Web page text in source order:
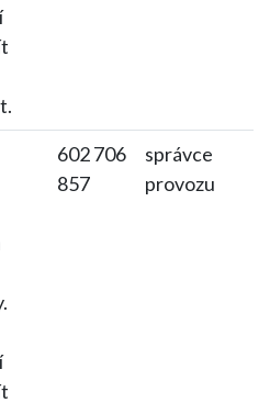
602 706
857
správce
provozu